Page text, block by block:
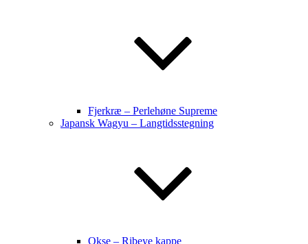
Fjerkræ – Perlehøne Supreme
Japansk Wagyu – Langtidsstegning
Okse – Ribeye kappe